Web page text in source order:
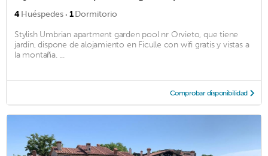
4Huéspedes · 1Dormitorio
Stylish Umbrian apartment garden pool nr Orvieto, que tiene
jardín, dispone de alojamiento en Ficulle con wifi gratis y vistas a
la montaña. ...
Comprobar disponibilidad